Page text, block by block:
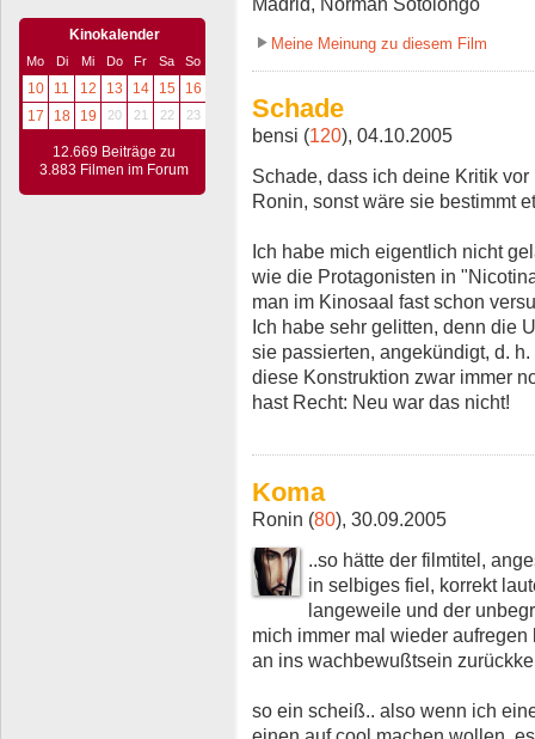
Kinokalender
Mo Di Mi Do Fr Sa So
10 11 12 13 14 15
16
17
18 19 20 21 22 23
12.669 Beiträge zu
3.883 Filmen im Forum
Meine Meinung zu diesem Film
Schade
bensi (120), 04.10.2005
Schade, dass ich deine Kritik
Ronin, sonst wäre sie bestimmt
Ich habe mich eigentlich nicht
wie die Protagonisten in
man im Kinosaal fast schon
Ich habe sehr gelitten, denn die
sie passierten, angekündigt, d.
diese Konstruktion zwar immer
hast Recht: Neu war das nicht!
Koma
Ronin (80), 30.09.2005
..so hätte der filmtitel,
in selbiges fiel, korrekt
langeweile und der
mich immer mal wieder
an ins wachbewußtsein
so ein scheiß.. also wenn ich